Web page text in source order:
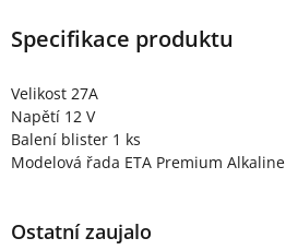
Specifikace produktu
Velikost 27A
Napětí 12 V
Balení blister 1 ks
Modelová řada ETA Premium Alkaline
Ostatní zaujalo